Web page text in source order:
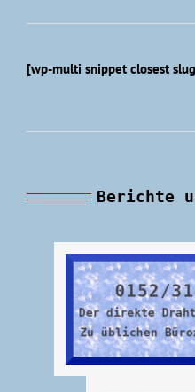
[wp-multi snippet closest
Berichte